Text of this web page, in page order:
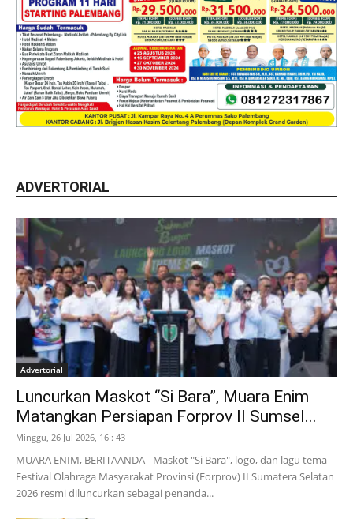
ADVERTORIAL
Advertorial
Luncurkan Maskot “Si Bara”, Muara Enim
Matangkan Persiapan Forprov II Sumsel...
Minggu, 26 Jul 2026, 16 : 43
MUARA ENIM, BERITAANDA - Maskot "Si Bara", logo, dan lagu tema
Festival Olahraga Masyarakat Provinsi (Forprov) II Sumatera Selatan
2026 resmi diluncurkan sebagai penanda...